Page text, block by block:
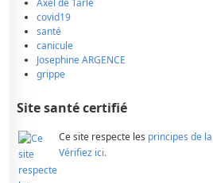
Axel de Tarlé
covid19
santé
canicule
Josephine ARGENCE
grippe
Site santé certifié
Ce site respecte les principes de
Vérifiez ici.